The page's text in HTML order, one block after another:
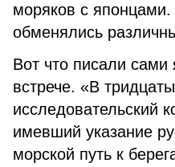
моряков с
обменялись
Вот что писали сами
встрече. «В
исследовательский
имевший указание
морской путь к